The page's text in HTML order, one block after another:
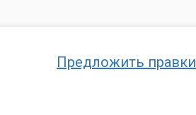
Предложить правки